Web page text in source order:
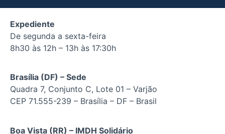
Expediente
De segunda a sexta-feira
8h30 às 12h – 13h às 17:30h
Brasília (DF) – Sede
Quadra 7, Conjunto C, Lote 01 – Varjão
CEP 71.555-239 – Brasília – DF – Brasil
Boa Vista (RR) – IMDH Solidário